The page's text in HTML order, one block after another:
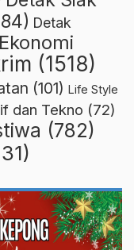
Detak
Ekonomi
(1518)
(101) Life Style
dan Tekno (72)
(782)